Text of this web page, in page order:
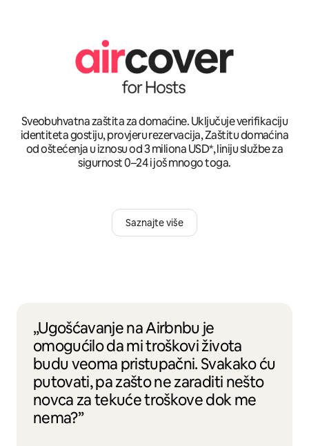
Sveobuhvatna zaštita za domaćine. Uključuje verifikaciju
identiteta gostiju, provjeru rezervacija, Zaštitu domaćina
od oštećenja u iznosu od 3 miliona USD*, liniju službe za
sigurnost 0–24 i još mnogo toga.
Saznajte više
„Ugošćavanje na Airbnbu je
omogućilo da mi troškovi života
budu veoma pristupačni. Svakako ću
putovati, pa zašto ne zaraditi nešto
novca za tekuće troškove dok me
nema?”